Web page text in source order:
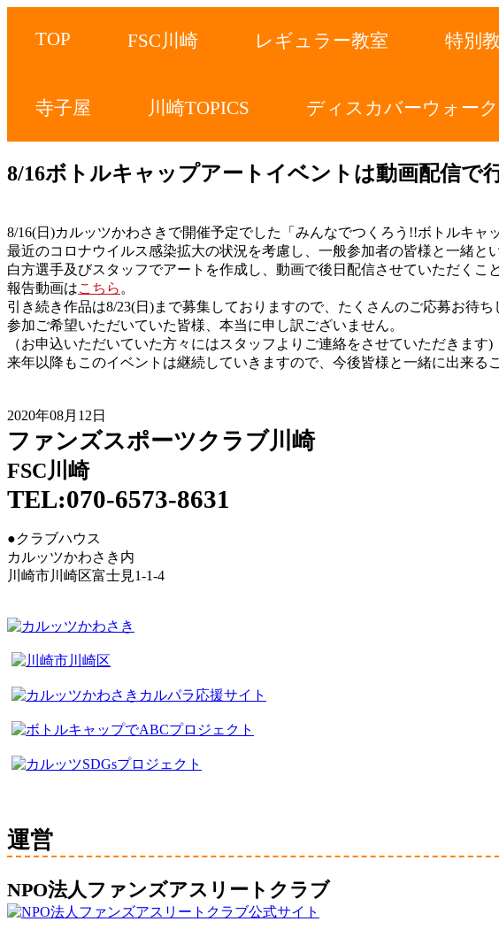
TOP FSC川崎 レギュラー教室 特別
寺子屋 川崎TOPICS ディスカバーウォーク
8/16ボトルキャップアートイベントは動画配信で
8/16(日)カルッツかわさきで開催予定でした「みんなでつくろう!!ボトルキャ
最近のコロナウイルス感染拡大の状況を考慮し、一般参加者の皆様と一緒と
白方選手及びスタッフでアートを作成し、動画で後日配信させていただくこ
報告動画はこちら 。
引き続き作品は8/23(日)まで募集しておりますので、たくさんのご応募お待ち
参加ご希望いただいていた皆様、本当に申し訳ございません。
（お申込いただいていた方々にはスタッフよりご連絡をさせていただきます)
来年以降もこのイベントは継続していきますので、今後皆様と一緒に出来る
2020年08月12日
ファンズスポーツクラブ川崎
FSC川崎
TEL:070-6573-8631
●クラブハウス
カルッツかわさき内
川崎市川崎区富士見1-1-4
運営
NPO法人ファンズアスリートクラブ